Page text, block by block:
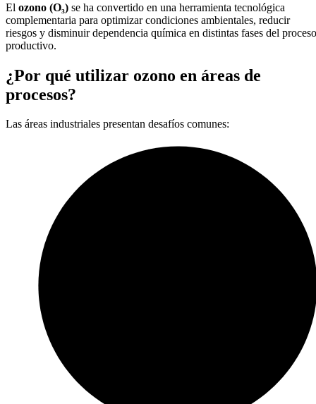
El ozono (O₃) se ha convertido en una herramienta tecnológica
complementaria para optimizar condiciones ambientales, reducir
riesgos y disminuir dependencia química en distintas fases del proceso
productivo.
¿Por qué utilizar ozono en áreas de
procesos?
Las áreas industriales presentan desafíos comunes: